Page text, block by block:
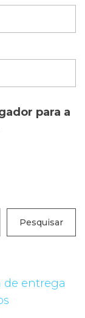
para a
Pesquisar
de entrega